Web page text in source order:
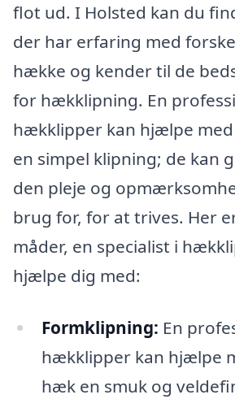
flot ud. I Holsted kan du
der har erfaring med
hække og kender til de
for hækklipning. En
hækklipper kan hjælpe
en simpel klipning; de kan
den pleje og
brug for, for at trives. Her
måder, en specialist i
hjælpe dig med:
Formklipning: En
hækklipper kan hjælpe
hæk en smuk og